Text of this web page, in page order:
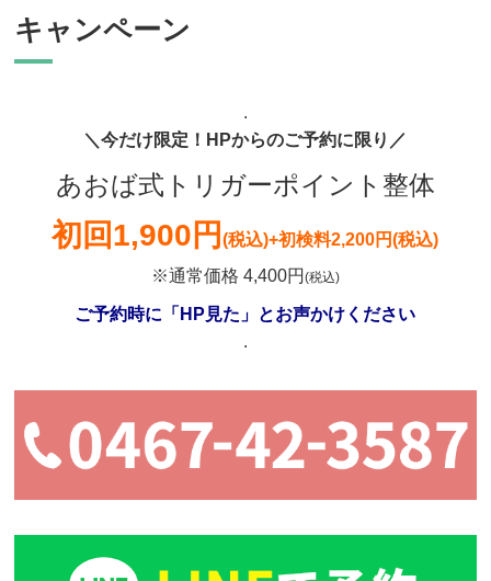
キャンペーン
.
＼今だけ限定！HPからのご予約に限り／
あおば式トリガーポイント整体
初回1,900円(税込)+初検料2,200円(税込)
※通常価格 4,400円 (税込)
ご予約時に「HP見た」とお声かけください
.